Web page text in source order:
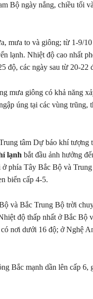
Bộ ngày nắng, chiều tối
mưa to và giông; từ 1-9/
lạnh. Nhiệt độ cao nhất
độ, các ngày sau từ 20-22
mưa giông có khả năng
úng tại các vùng trũng,
tâm Dự báo khí tượng
lạnh bắt đầu ảnh hưởng
phía Tây Bắc Bộ và
biển cấp 4-5.
và Bắc Trung Bộ trời
độ thấp nhất ở Bắc Bộ
nơi dưới 16 độ; ở Nghệ
Bắc mạnh dần lên cấp 6,